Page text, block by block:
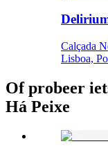
Calçada
Lisboa,
Of probeer
Há Peixe